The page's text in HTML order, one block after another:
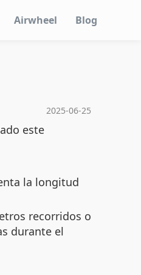
Airwheel Blog
2025-06-25
este
la longitud
recorridos o
durante el